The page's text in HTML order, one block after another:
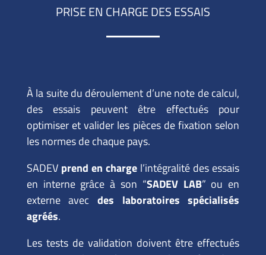
PRISE EN CHARGE DES ESSAIS
À la suite du déroulement d’une note de calcul,
des essais peuvent être effectués pour
optimiser et valider les pièces de fixation selon
les normes de chaque pays.
SADEV prend en charge l’intégralité des essais
en interne grâce à son “SADEV LAB” ou en
externe avec des laboratoires spécialisés
agréés.
Les tests de validation doivent être effectués